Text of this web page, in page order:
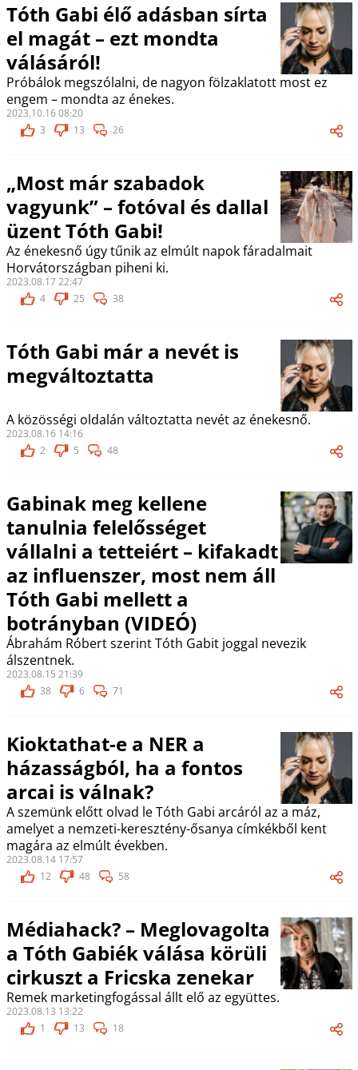
Tóth Gabi élő adásban sírta
el magát – ezt mondta
válásáról!
Próbálok megszólalni, de nagyon fölzaklatott most ez
engem – mondta az énekes.
2023.10.16 08:20
3
13 26
„Most már szabadok
vagyunk” – fotóval és dallal
üzent Tóth Gabi!
Az énekesnő úgy tűnik az elmúlt napok fáradalmait
Horvátországban piheni ki.
2023.08.17 22:47
4
25 38
Tóth Gabi már a nevét is
megváltoztatta
A közösségi oldalán változtatta nevét az énekesnő.
2023.08.16 14:16
2
5 48
Gabinak meg kellene
tanulnia felelősséget
vállalni a tetteiért – kifakadt
az influenszer, most nem áll
Tóth Gabi mellett a
botrányban (VIDEÓ)
Ábrahám Róbert szerint Tóth Gabit joggal nevezik
álszentnek.
2023.08.15 21:39
38
6 71
Kioktathat-e a NER a
házasságból, ha a fontos
arcai is válnak?
A szemünk előtt olvad le Tóth Gabi arcáról az a máz,
amelyet a nemzeti-keresztény-ősanya címkékből kent
magára az elmúlt években.
2023.08.14 17:57
12
48 58
Médiahack? – Meglovagolta
a Tóth Gabiék válása körüli
cirkuszt a Fricska zenekar
Remek marketingfogással állt elő az együttes.
2023.08.13 13:22
1
13 18